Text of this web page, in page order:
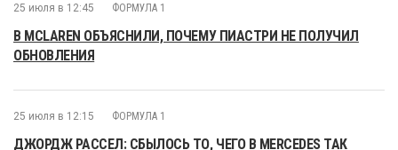
25 июля в 12:45 ФОРМУЛА 1
В MCLAREN ОБЪЯСНИЛИ, ПОЧЕМУ ПИАСТРИ НЕ ПОЛУЧИЛ
ОБНОВЛЕНИЯ
25 июля в 12:15 ФОРМУЛА 1
ДЖОРДЖ РАССЕЛ: СБЫЛОСЬ ТО, ЧЕГО В MERCEDES ТАК